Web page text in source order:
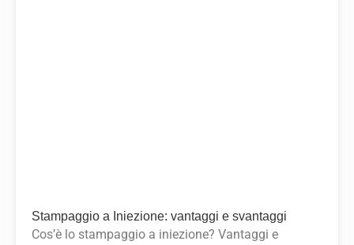
Stampaggio a Iniezione: vantaggi e svantaggi
Cos’è lo stampaggio a iniezione? Vantaggi e